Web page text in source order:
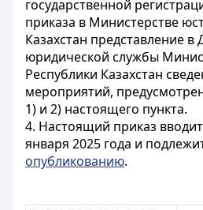
государственной
приказа в Министерстве
Казахстан представление в
юридической службы
Республики Казахстан
мероприятий,
1) и 2) настоящего пункта.
4. Настоящий приказ
января 2025 года и
опубликованию.